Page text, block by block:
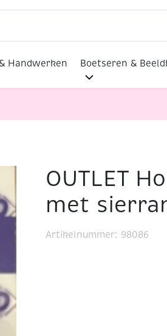
Handwerken Boetseren &
met sierrand, 38mm
OUTLET
met
Artikelnummer: 98086